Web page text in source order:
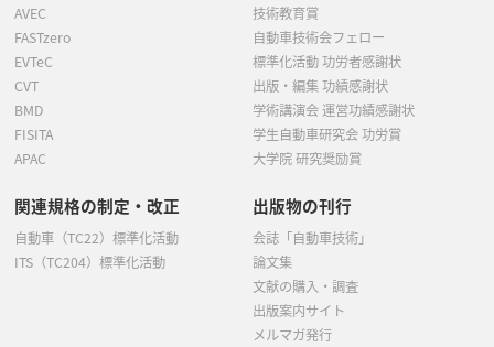
AVEC
FASTzero
EVTeC
CVT
BMD
FISITA
APAC
技術教育賞
自動車技術会フェロー
標準化活動 功労者感謝状
出版・編集 功績感謝状
学術講演会 運営功績感謝状
学生自動車研究会 功労賞
大学院 研究奨励賞
関連規格の制定・改正
自動車（TC22）標準化活動
ITS（TC204）標準化活動
出版物の刊行
会誌「自動車技術」
論文集
文献の購入・調査
出版案内サイト
メルマガ発行